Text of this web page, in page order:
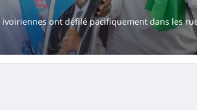
ont défilé pacifiquement dans les